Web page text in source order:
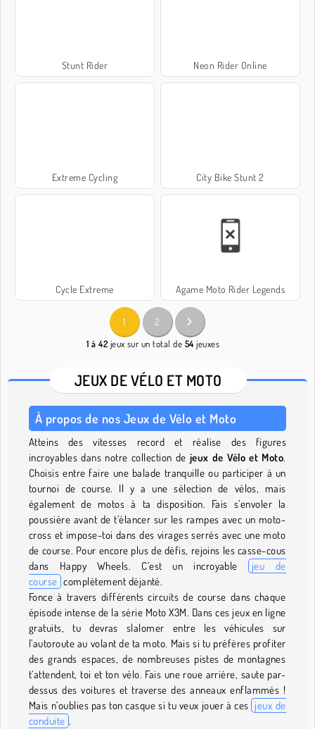
Stunt Rider Neon Rider Online
Extreme Cycling City Bike Stunt 2
Cycle Extreme Agame Moto Rider Legends
1 2
1 à 42 jeux sur un total de 54 jeuxes
JEUX DE VÉLO ET MOTO
À propos de nos Jeux de Vélo et Moto
Atteins des vitesses record et réalise des figures
incroyables dans notre collection de jeux de Vélo et Moto.
Choisis entre faire une balade tranquille ou participer à un
tournoi de course. Il y a une sélection de vélos, mais
également de motos à ta disposition. Fais s’envoler la
poussière avant de t’élancer sur les rampes avec un moto-
cross et impose-toi dans des virages serrés avec une moto
de course. Pour encore plus de défis, rejoins les casse-cous
dans Happy Wheels. C’est un incroyable
jeu de
course complètement déjanté.
Fonce à travers différents circuits de course dans chaque
épisode intense de la série Moto X3M. Dans ces jeux en ligne
gratuits, tu devras slalomer entre les véhicules sur
l’autoroute au volant de ta moto. Mais si tu préfères profiter
des grands espaces, de nombreuses pistes de montagnes
t’attendent, toi et ton vélo. Fais une roue arrière, saute par-
dessus des voitures et traverse des anneaux enflammés !
Mais n’oublies pas ton casque si tu veux jouer à ces jeux de
conduite .